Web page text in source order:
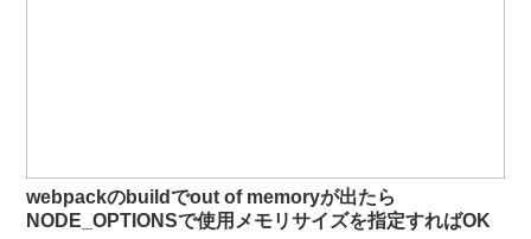
webpackのbuildでout of memoryが出たら
NODE_OPTIONSで使用メモリサイズを指定すればOK